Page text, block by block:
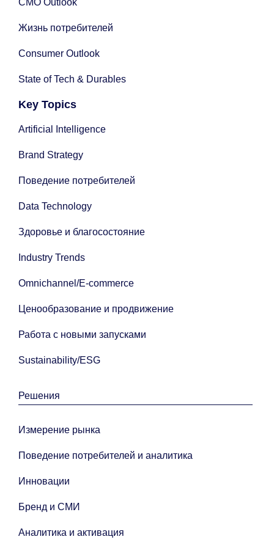
Жизнь потребителей
Consumer Outlook
State of Tech & Durables
Key Topics
Artificial Intelligence
Brand Strategy
Поведение потребителей
Data Technology
Здоровье и благосостояние
Industry Trends
Omnichannel/E-commerce
Ценообразование и продвижение
Работа с новыми запусками
Sustainability/ESG
Решения
Измерение рынка
Поведение потребителей и аналитика
Инновации
Бренд и СМИ
Аналитика и активация